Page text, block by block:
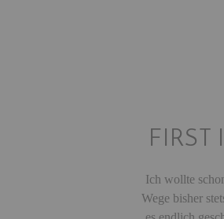
FIRST
Ich wollte
Wege bisher